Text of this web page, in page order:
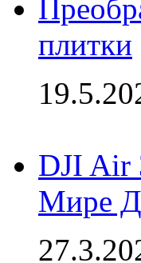
плитки
DJI Air
Мире